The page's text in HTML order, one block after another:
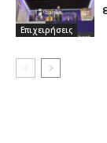
Επιχειρήσεις